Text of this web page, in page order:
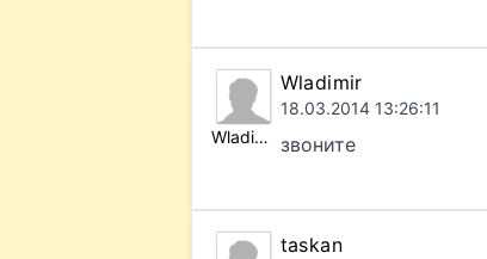
Wladimir
Wladimir
18.03.2014 13:26:11
звоните
taskan